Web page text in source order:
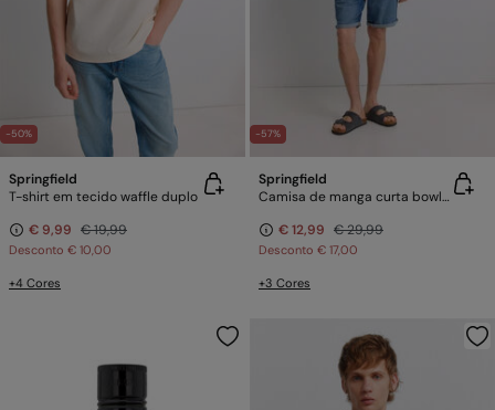
-50%
Springfield
T-shirt em tecido waffle duplo
€ 9,99 € 19,99
Desconto € 10,00
+4 Cores
-57%
Springfield
Camisa de manga curta bowling estampada
€ 12,99 € 29,99
Desconto € 17,00
+3 Cores